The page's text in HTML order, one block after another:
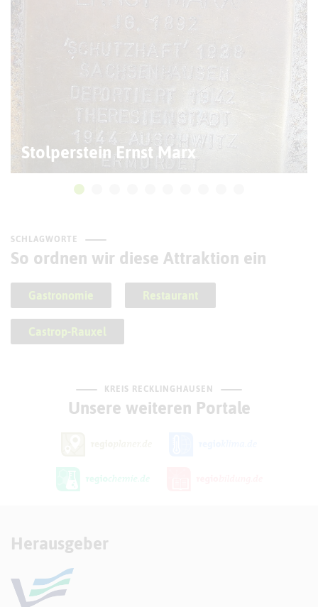
Stolperstein Ernst Marx
SCHLAGWORTE
So ordnen wir diese Attraktion ein
Gastronomie Restaurant
Castrop-Rauxel
KREIS RECKLINGHAUSEN
Unsere weiteren Portale
Herausgeber